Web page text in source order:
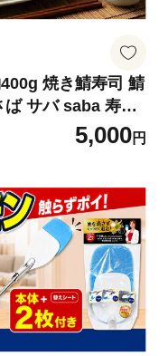
焼き鯖寿司 鯖
サバ saba 寿司
和食 おかず おつま
葉 しそ こだわり
ンチ 手土産 ギフト
司 棒寿司 押し寿司
東金
5,000円